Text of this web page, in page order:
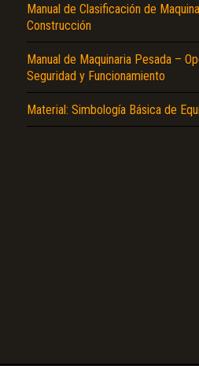
Manual de Clasificación de
Construcción
Manual de Maquinaria Pesada –
Seguridad y Funcionamiento
Material: Simbología Básica de